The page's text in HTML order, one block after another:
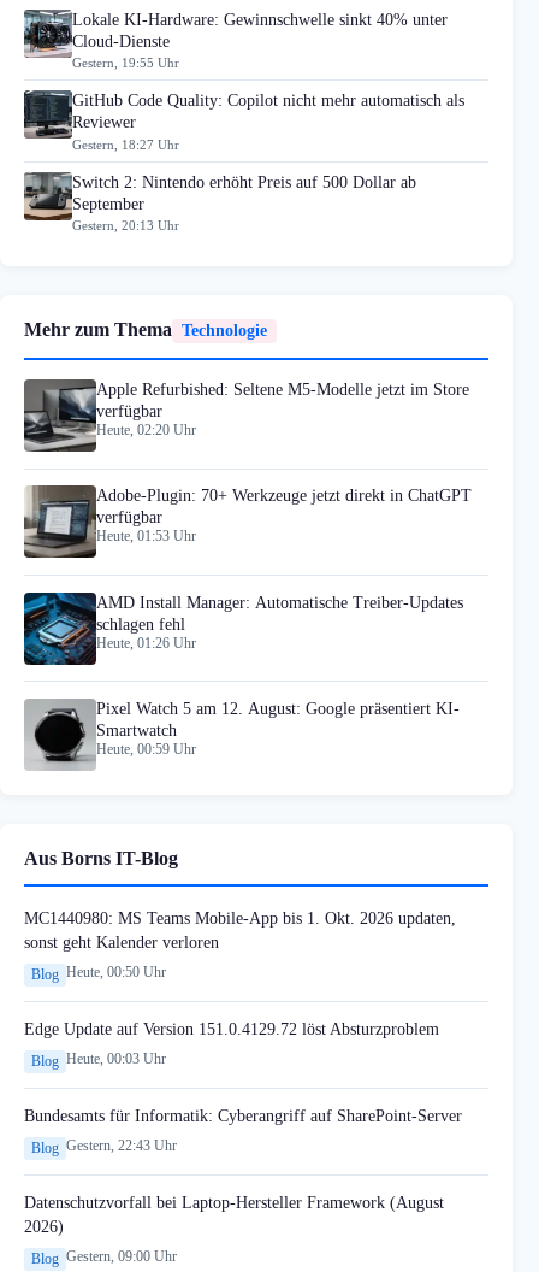
Lokale KI-Hardware: Gewinnschwelle sinkt 40% unter
Cloud-Dienste
Gestern, 19:55 Uhr
GitHub Code Quality: Copilot nicht mehr automatisch als
Reviewer
Gestern, 18:27 Uhr
Switch 2: Nintendo erhöht Preis auf 500 Dollar ab
September
Gestern, 20:13 Uhr
Mehr zum Thema Technologie
Apple Refurbished: Seltene M5-Modelle jetzt im Store
verfügbar
Heute, 02:20 Uhr
Adobe-Plugin: 70+ Werkzeuge jetzt direkt in ChatGPT
verfügbar
Heute, 01:53 Uhr
AMD Install Manager: Automatische Treiber-Updates
schlagen fehl
Heute, 01:26 Uhr
Pixel Watch 5 am 12. August: Google präsentiert KI-
Smartwatch
Heute, 00:59 Uhr
Aus Borns IT-Blog
MC1440980: MS Teams Mobile-App bis 1. Okt. 2026 updaten,
sonst geht Kalender verloren
Blog Heute, 00:50 Uhr
Edge Update auf Version 151.0.4129.72 löst Absturzproblem
Blog Heute, 00:03 Uhr
Bundesamts für Informatik: Cyberangriff auf SharePoint-Server
Blog Gestern, 22:43 Uhr
Datenschutzvorfall bei Laptop-Hersteller Framework (August
2026)
Blog Gestern, 09:00 Uhr